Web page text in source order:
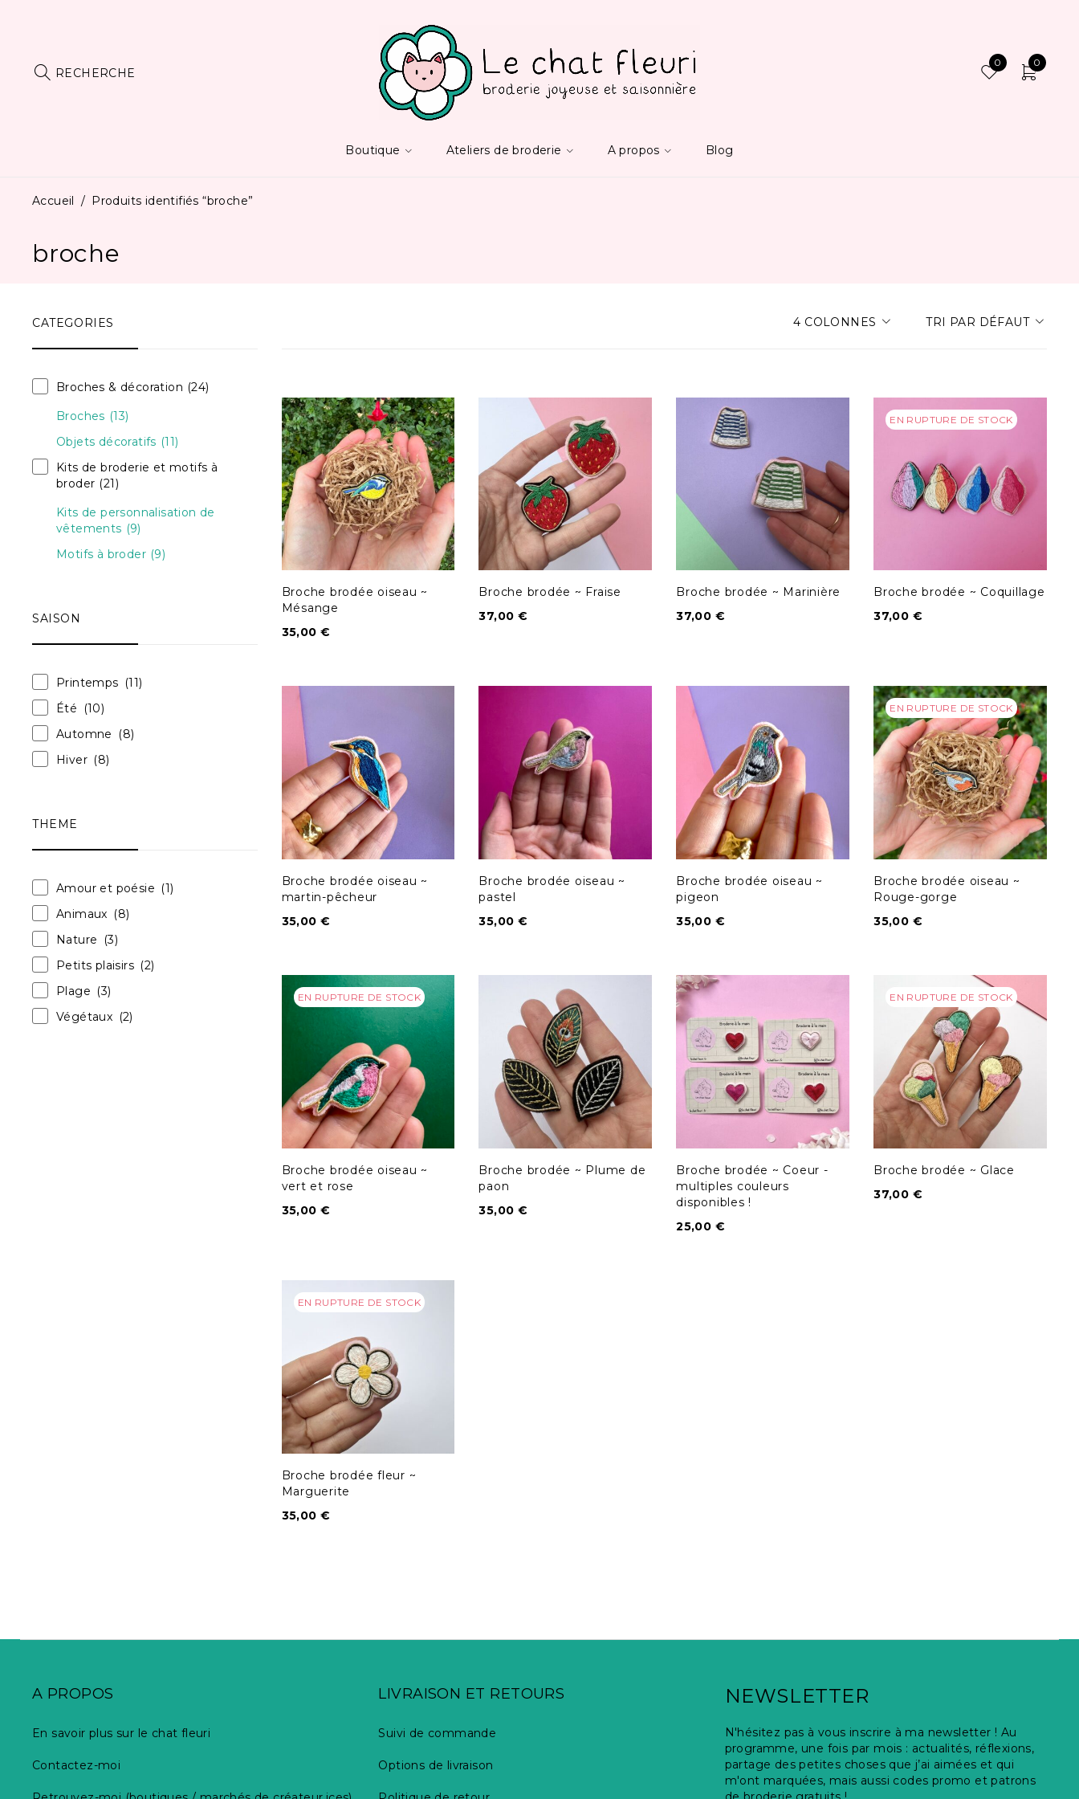
RECHERCHE
0 0
Boutique Ateliers de broderie A propos Blog
broche
Accueil / Produits identifiés “broche”
CATEGORIES
Broches & décoration (24)
Broches (13)
Objets décoratifs (11)
Kits de broderie et motifs à
broder (21)
Kits de personnalisation de
vêtements (9)
Motifs à broder (9)
SAISON
Printemps (11)
Été
(10)
Automne
(8)
Hiver (8)
THEME
Amour et poésie (1)
Animaux (8)
Nature
(3)
Petits plaisirs (2)
Plage (3)
Végétaux (2)
4 COLONNES TRI PAR DÉFAUT
Broche brodée oiseau ~
Mésange
35,00 €
Broche brodée ~ Fraise
37,00 €
Broche brodée ~ Marinière
37,00 €
EN RUPTURE DE STOCK
Broche brodée ~ Coquillage
37,00 €
Broche brodée oiseau ~
martin-pêcheur
35,00 €
Broche brodée oiseau ~
pastel
35,00 €
Broche brodée oiseau ~
pigeon
35,00 €
EN RUPTURE DE STOCK
Broche brodée oiseau ~
Rouge-gorge
35,00 €
EN RUPTURE DE STOCK
Broche brodée oiseau ~
vert et rose
35,00 €
Broche brodée ~ Plume de
paon
35,00 €
Broche brodée ~ Coeur -
multiples couleurs
disponibles !
25,00 €
EN RUPTURE DE STOCK
Broche brodée ~ Glace
37,00 €
EN RUPTURE DE STOCK
Broche brodée fleur ~
Marguerite
35,00 €
A PROPOS
En savoir plus sur le chat fleuri
Contactez-moi
LIVRAISON ET RETOURS
Suivi de commande
Options de livraison
NEWSLETTER
N'hésitez pas à vous inscrire à ma newsletter ! Au
programme, une fois par mois : actualités, réflexions,
partage des petites choses que j’ai aimées et qui
m'ont marquées, mais aussi codes promo et patrons